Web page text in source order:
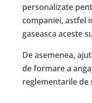
personalizate
companiei, astfel
gaseasca aceste
De asemenea,
de formare a
reglementarile de